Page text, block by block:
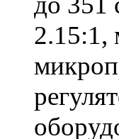
2.15:1,